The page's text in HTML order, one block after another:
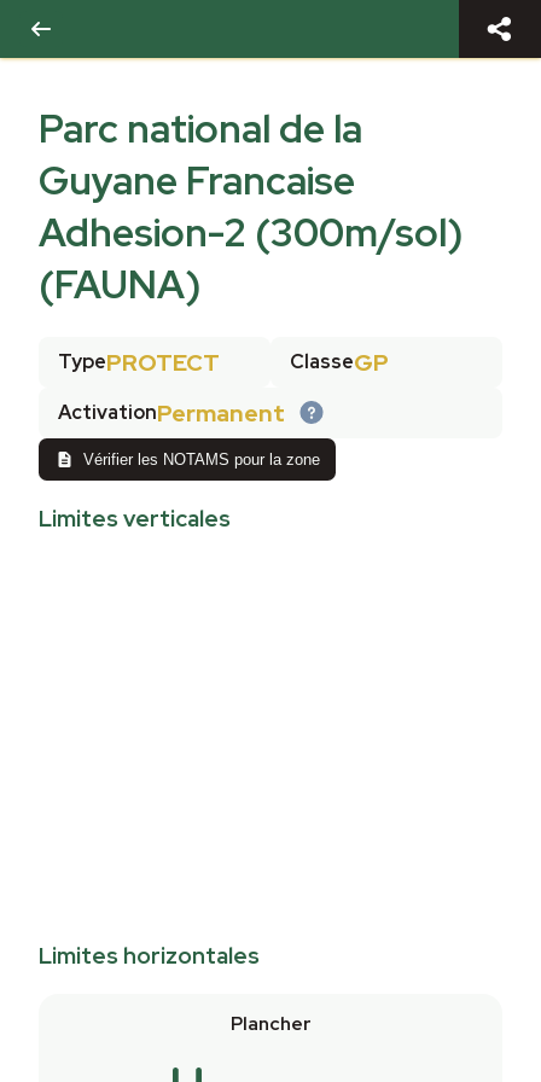
Parc national de la
Guyane Francaise
Adhesion-2 (300m/sol)
(FAUNA)
TypePROTECT ClasseGP
ActivationPermanent
Vérifier les NOTAMS pour la zone
Limites verticales
Limites horizontales
Plancher